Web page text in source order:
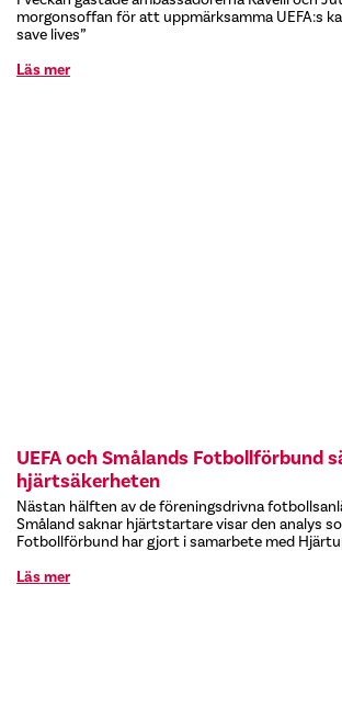
morgonsoffan för att uppmärksamma UEFA:s
save lives”
Läs mer
UEFA och Smålands Fotbollförbund
hjärtsäkerheten
Nästan hälften av de föreningsdrivna
Småland saknar hjärtstartare visar den analys
Fotbollförbund har gjort i samarbete med
Läs mer